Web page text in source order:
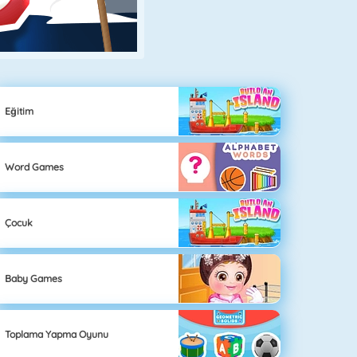
Eğitim
Word Games
Çocuk
Baby Games
Toplama Yapma Oyunu